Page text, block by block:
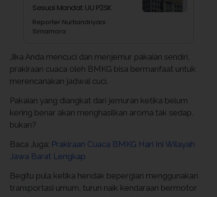
Sesuai Mandat UU P2SK
Reporter Nurtiandriyani
Simamora
Jika Anda mencuci dan menjemur pakaian sendiri,
prakiraan cuaca oleh BMKG bisa bermanfaat untuk
merencanakan jadwal cuci.
Pakaian yang diangkat dari jemuran ketika belum
kering benar akan menghasilkan aroma tak sedap,
bukan?
Baca Juga: Prakiraan Cuaca BMKG Hari Ini Wilayah
Jawa Barat Lengkap
Begitu pula ketika hendak bepergian menggunakan
transportasi umum, turun naik kendaraan bermotor